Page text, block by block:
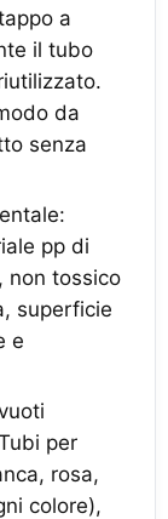
a
il tubo
da
senza
pp di
non tossico
superficie
e
per
rosa,
colore),